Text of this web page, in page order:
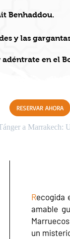
Benhaddou.
y las
en el
RESERVAR AHORA
a Marrakech:
Recogida
amable
un